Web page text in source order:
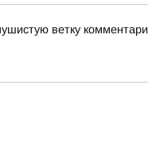
ветку